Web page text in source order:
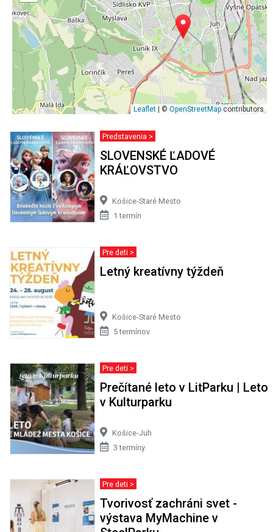
Leaflet | © OpenStreetMapcontributors
Predstavenia >
SLOVENSKÉ ĽADOVÉ
KRÁĽOVSTVO
Košice-Staré Mesto
1 termín
Pre deti >
Letný kreatívny týždeň
Košice-Staré Mesto
5 termínov
Pre deti >
Prečítané leto v LitParku | Leto
v Kulturparku
Košice-Juh
3 termíny
Pre deti >
Tvorivosť zachráni svet -
výstava MyMachine v